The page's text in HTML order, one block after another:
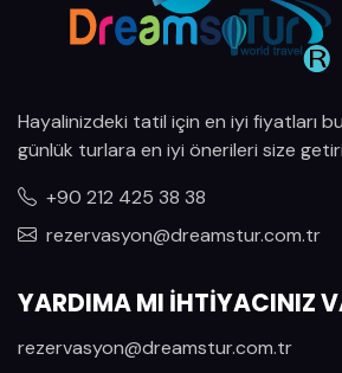
Hayalinizdeki tatil için en iyi fiyatları
günlük turlara en iyi önerileri size
+90 212 425 38 38
rezervasyon@dreamstur.com.tr
YARDIMA MI İHTİYACINIZ
rezervasyon@dreamstur.com.tr